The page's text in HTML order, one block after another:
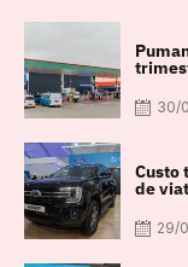
30/
Custo
de
29/